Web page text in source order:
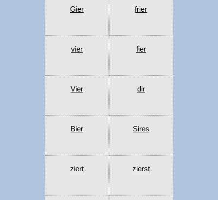
Gier frier
vier fier
Vier dir
Bier Sires
ziert zierst